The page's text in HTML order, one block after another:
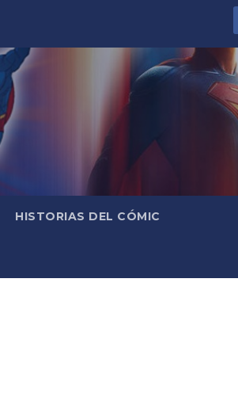
HISTORIAS DEL CÓMIC